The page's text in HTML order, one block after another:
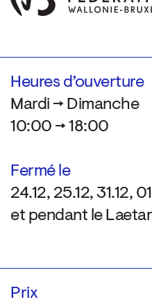
Heures d’ouverture
Mardi → Dimanche
10:00 → 18:00
Fermé le
24.12, 25.12, 31.12,
et pendant le
Prix